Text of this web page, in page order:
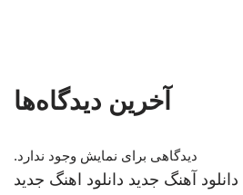
آخرین دیدگاه‌ها
دیدگاهی برای نمایش وجود ندارد.
دانلود آهنگ جدید دانلود اهنگ جدید